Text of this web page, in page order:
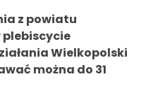
z powiatu
plebiscycie
Wielkopolski
można do 31